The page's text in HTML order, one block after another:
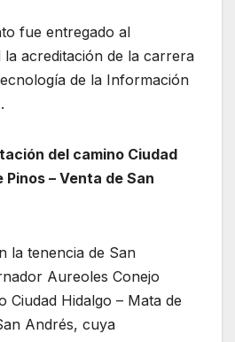
fue entregado al
la acreditación de la carrera
de la Información
del camino Ciudad
Pinos – Venta de San
la tenencia de San
Aureoles Conejo
Ciudad Hidalgo – Mata de
Andrés, cuya